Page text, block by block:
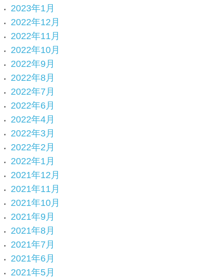
2023年1月
2022年12月
2022年11月
2022年10月
2022年9月
2022年8月
2022年7月
2022年6月
2022年4月
2022年3月
2022年2月
2022年1月
2021年12月
2021年11月
2021年10月
2021年9月
2021年8月
2021年7月
2021年6月
2021年5月